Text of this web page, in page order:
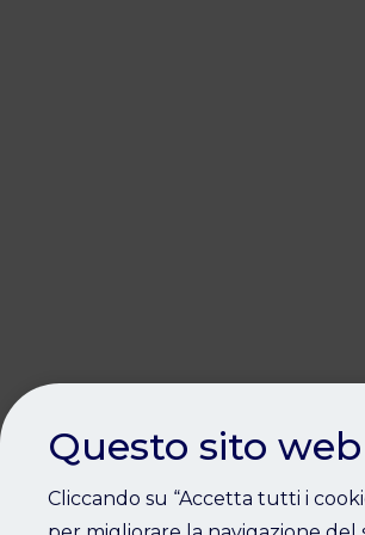
Questo sito
Cliccando su “Accetta tutti i